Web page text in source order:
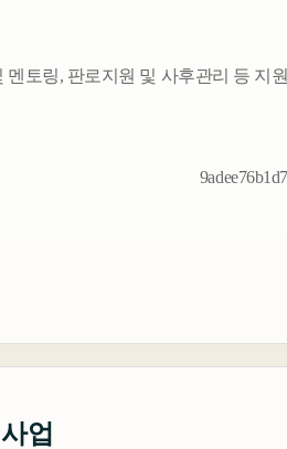
토링, 판로지원 및 사후관리 등 지원
업